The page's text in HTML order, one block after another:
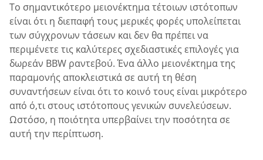
Το σημαντικότερο μειονέκτημα τέτοιων ιστότοπων
είναι ότι η διεπαφή τους μερικές φορές υπολείπεται
των σύγχρονων τάσεων και δεν θα πρέπει να
περιμένετε τις καλύτερες σχεδιαστικές επιλογές για
δωρεάν BBW ραντεβού. Ένα άλλο μειονέκτημα της
παραμονής αποκλειστικά σε αυτή τη θέση
συναντήσεων είναι ότι το κοινό τους είναι μικρότερο
από ό,τι στους ιστότοπους γενικών συνελεύσεων.
Ωστόσο, η ποιότητα υπερβαίνει την ποσότητα σε
αυτή την περίπτωση.